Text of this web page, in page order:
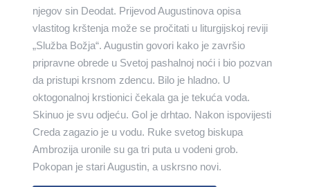
njegov sin Deodat. Prijevod Augustinova opisa
vlastitog krštenja može se pročitati u liturgijskoj reviji
„Služba Božja“. Augustin govori kako je završio
pripravne obrede u Svetoj pashalnoj noći i bio pozvan
da pristupi krsnom zdencu. Bilo je hladno. U
oktogonalnoj krstionici čekala ga je tekuća voda.
Skinuo je svu odjeću. Gol je drhtao. Nakon ispovijesti
Creda zagazio je u vodu. Ruke svetog biskupa
Ambrozija uronile su ga tri puta u vodeni grob.
Pokopan je stari Augustin, a uskrsno novi.